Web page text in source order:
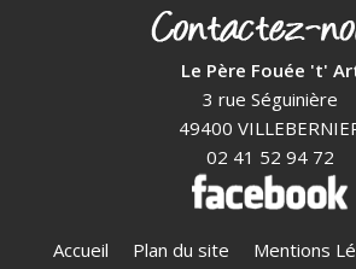
Le Père Fouée 't'
3 rue Séguinière
49400
02 41 52 94 72
Accueil Plan du site Mentions